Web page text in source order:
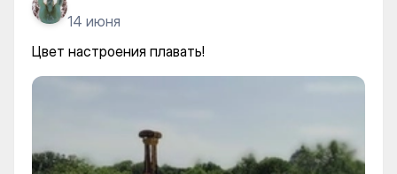
14 июня
Цвет настроения плавать!